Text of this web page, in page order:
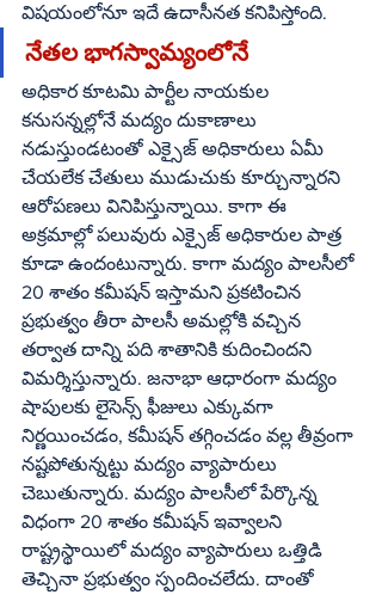
విషయంలోనూ ఇదే ఉదాసీనత కనిపిస్తోంది.
నేతల భాగస్వామ్యంలోనే
అధికార కూటమి పార్టీల నాయకుల
కనుసన్నల్లోనే మద్యం దుకాణాలు
నడుస్తుండటంతో ఎక్సైజ్‌ అధికారులు ఏమీ
చేయలేక చేతులు ముడుచుకు కూర్చున్నారని
ఆరోపణలు వినిపిస్తున్నాయి. కాగా ఈ
అక్రమాల్లో పలువురు ఎక్సైజ్‌ అధికారుల పాత్ర
కూడా ఉందంటున్నారు. కాగా మద్యం పాలసీలో
20 శాతం కమీషన్‌ ఇస్తామని ప్రకటించిన
ప్రభుత్వం తీరా పాలసీ అమల్లోకి వచ్చిన
తర్వాత దాన్ని పది శాతానికి కుదించిందని
విమర్శిస్తున్నారు. జనాభా ఆధారంగా మద్యం
షాపులకు లైసెన్స్‌ ఫీజులు ఎక్కువగా
నిర్ణయించడం, కమీషన్‌ తగ్గించడం వల్ల తీవ్రంగా
నష్టపోతున్నట్టు మద్యం వ్యాపారులు
చెబుతున్నారు. మద్యం పాలసీలో పేర్కొన్న
విధంగా 20 శాతం కమీషన్‌ ఇవ్వాలని
రాష్ట్రస్థాయిలో మద్యం వ్యాపారులు ఒత్తిడి
తెచ్చినా ప్రభుత్వం స్పందించలేదు. దాంతో